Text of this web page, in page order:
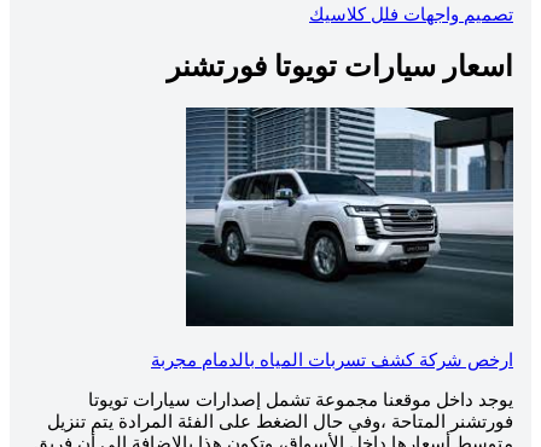
تصميم واجهات فلل كلاسيك
اسعار سيارات تويوتا فورتشنر
ارخص شركة كشف تسربات المياه بالدمام مجربة
يوجد داخل موقعنا مجموعة تشمل إصدارات سيارات تويوتا
فورتشنر المتاحة ،وفي حال الضغط على الفئة المرادة يتم تنزيل
متوسط أسعارها داخل الأسواق، وتكون هذا بالإضافة إلى أن فريق